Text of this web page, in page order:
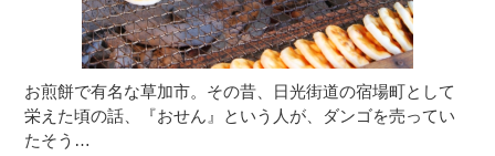
お煎餅で有名な草加市。その昔、日光街道の宿場町として
栄えた頃の話、『おせん』という人が、ダンゴを売ってい
たそう…